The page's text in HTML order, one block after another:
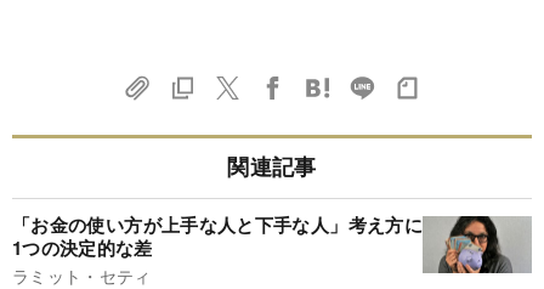
関連記事
「お金の使い方が上手な人と下手な人」考え方に
1つの決定的な差
ラミット・セティ